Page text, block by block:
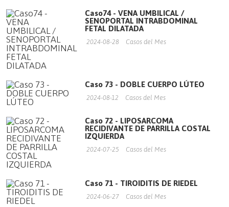
Caso74 - VENA UMBILICAL /
SENOPORTAL INTRABDOMINAL
FETAL DILATADA
2024-08-28 Casos del Mes
Caso 73 - DOBLE CUERPO LÚTEO
2024-08-12 Casos del Mes
Caso 72 - LIPOSARCOMA
RECIDIVANTE DE PARRILLA COSTAL
IZQUIERDA
2024-07-25 Casos del Mes
Caso 71 - TIROIDITIS DE RIEDEL
2024-06-27 Casos del Mes